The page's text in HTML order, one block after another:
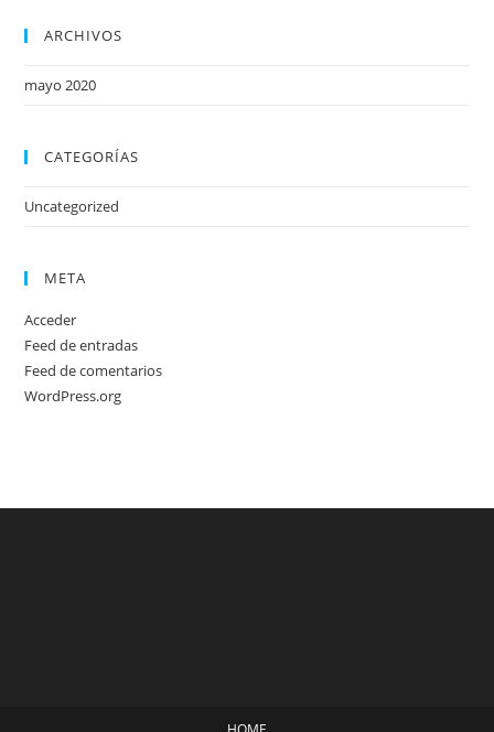
ARCHIVOS
mayo 2020
CATEGORÍAS
Uncategorized
META
Acceder
Feed de entradas
Feed de comentarios
WordPress.org